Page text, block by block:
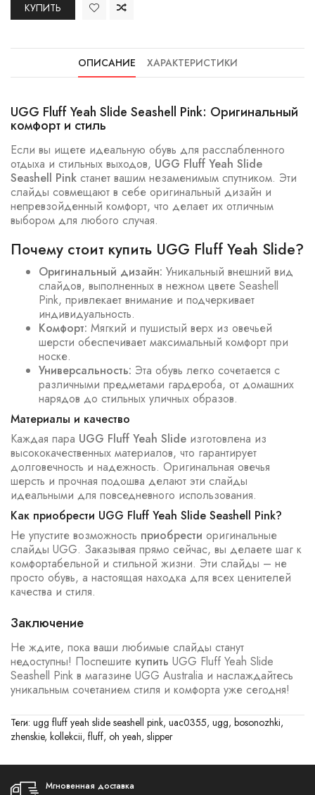
КУПИТЬ
ОПИСАНИЕ ХАРАКТЕРИСТИКИ
UGG Fluff Yeah Slide Seashell Pink: Оригинальный
комфорт и стиль
Если вы ищете идеальную обувь для расслабленного
отдыха и стильных выходов, UGG Fluff Yeah Slide
Seashell Pink станет вашим незаменимым спутником. Эти
слайды совмещают в себе оригинальный дизайн и
непревзойденный комфорт, что делает их отличным
выбором для любого случая.
Почему стоит купить UGG Fluff Yeah Slide?
Оригинальный дизайн: Уникальный внешний вид
слайдов, выполненных в нежном цвете Seashell
Pink, привлекает внимание и подчеркивает
индивидуальность.
Комфорт: Мягкий и пушистый верх из овечьей
шерсти обеспечивает максимальный комфорт при
носке.
Универсальность: Эта обувь легко сочетается с
различными предметами гардероба, от домашних
нарядов до стильных уличных образов.
Материалы и качество
Каждая пара UGG Fluff Yeah Slide изготовлена из
высококачественных материалов, что гарантирует
долговечность и надежность. Оригинальная овечья
шерсть и прочная подошва делают эти слайды
идеальными для повседневного использования.
Как приобрести UGG Fluff Yeah Slide Seashell Pink?
Не упустите возможность приобрести оригинальные
слайды UGG. Заказывая прямо сейчас, вы делаете шаг к
комфортабельной и стильной жизни. Эти слайды – не
просто обувь, а настоящая находка для всех ценителей
качества и стиля.
Заключение
Не ждите, пока ваши любимые слайды станут
недоступны! Поспешите купить UGG Fluff Yeah Slide
Seashell Pink в магазине UGG Australia и наслаждайтесь
уникальным сочетанием стиля и комфорта уже сегодня!
Теги: ugg fluff yeah slide seashell pink, uac0355, ugg, bosonozhki,
zhenskie, kollekcii, fluff, oh yeah, slipper
Мгновенная доставка